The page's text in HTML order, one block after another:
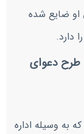
ضایع شده
دارد.
طرح دعوای
وسیله اداره